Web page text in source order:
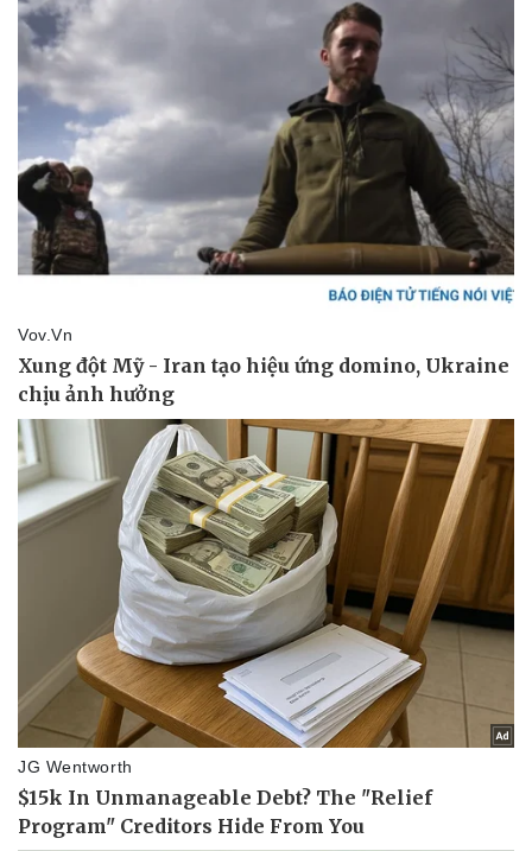
Doanh nghiệp
Thông tin doanh nghiệp
Doanh nghiệp 24h
Doanh nhân
Vì cộng đồng
Công nghệ
Sành điệu
Tin Công nghệ
Trải nghiệm
Chuyển đổi số